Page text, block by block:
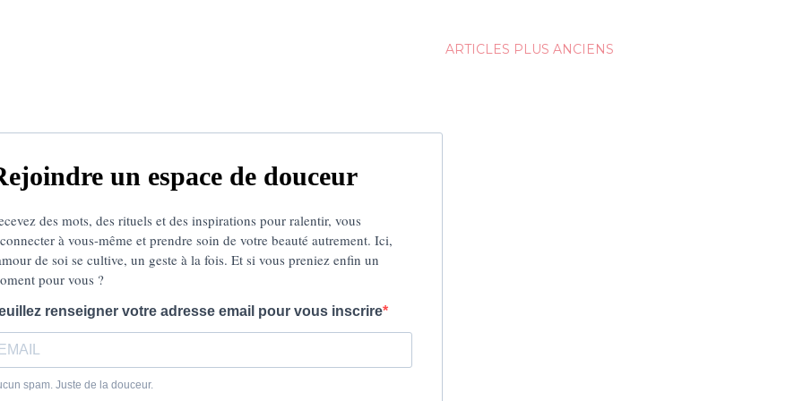
ARTICLES PLUS ANCIENS
un espace de douceur
des mots, des rituels et des inspirations pour ralentir, vous
à vous-même et prendre soin de votre beauté autrement. Ici,
de soi se cultive, un geste à la fois. Et si vous preniez enfin un
pour vous ?
renseigner votre adresse email pour vous inscrire
spam. Juste de la douceur.